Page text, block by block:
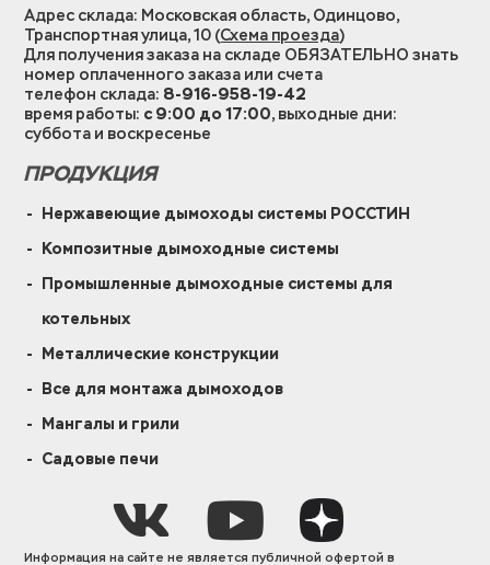
Адрес склада: Московская область, Одинцово,
Транспортная улица, 10 (Схема проезда)
Для получения заказа на складе ОБЯЗАТЕЛЬНО знать
номер оплаченного заказа или счета
телефон склада: 8-916-958-19-42
время работы: с 9:00 до 17:00, выходные дни:
суббота и воскресенье
ПРОДУКЦИЯ
Нержавеющие дымоходы системы РОССТИН
Композитные дымоходные системы
Промышленные дымоходные системы для
котельных
Металлические конструкции
Все для монтажа дымоходов
Мангалы и грили
Садовые печи
Информация на сайте не является публичной офертой в